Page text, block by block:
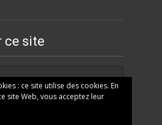
ce site
: ce site utilise des cookies. En
site Web, vous acceptez leur